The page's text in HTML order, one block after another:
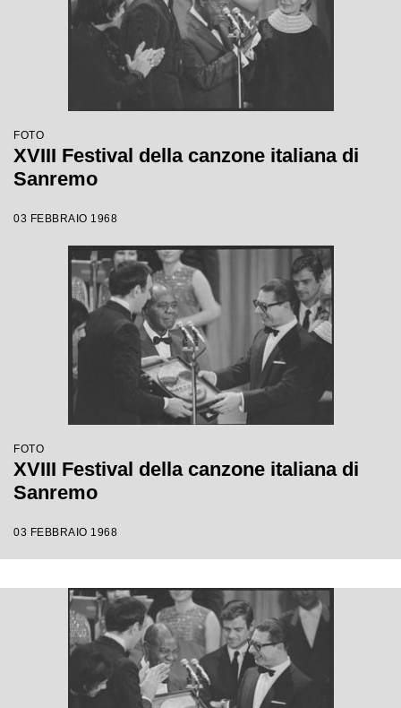
FOTO
XVIII Festival della canzone italiana di
Sanremo
03 FEBBRAIO 1968
FOTO
XVIII Festival della canzone italiana di
Sanremo
03 FEBBRAIO 1968